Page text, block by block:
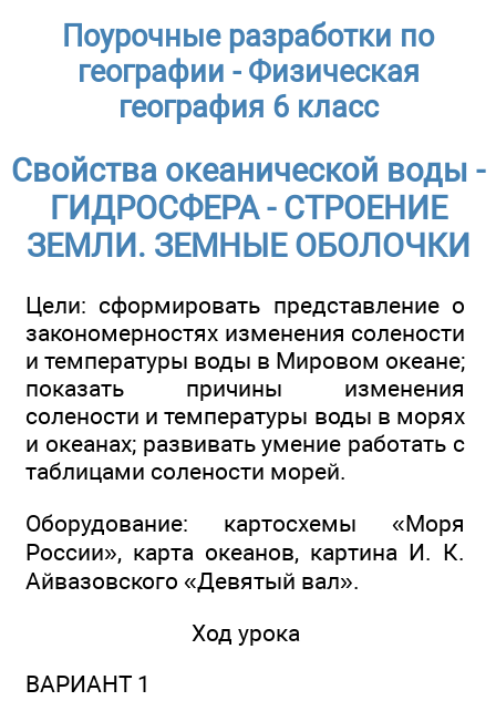
Поурочные разработки по
географии - Физическая
география 6 класс
Свойства океанической воды -
ГИДРОСФЕРА - СТРОЕНИЕ
ЗЕМЛИ. ЗЕМНЫЕ ОБОЛОЧКИ
Цели: сформировать представление о
закономерностях изменения солености
и температуры воды в Мировом океане;
показать причины изменения
солености и температуры воды в морях
и океанах; развивать умение работать с
таблицами солености морей.
Оборудование: картосхемы «Моря
России», карта океанов, картина И. К.
Айвазовского «Девятый вал».
Ход урока
ВАРИАНТ 1